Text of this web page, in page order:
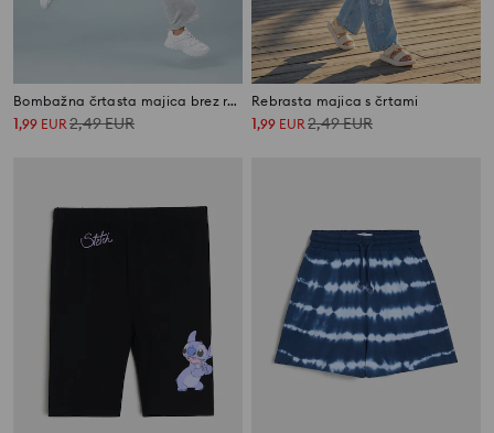
Bombažna črtasta majica brez rokavov
1,99 EUR2,49EUR
Rebrasta majica s črtami
1,99 EUR2,49EUR